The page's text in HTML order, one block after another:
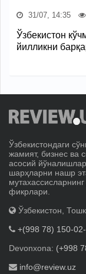
31/07, 14:35
Ўзбекистон
йилликни
Ўзбекистондаги
жамият, бизнес ва
асосий
шарҳларни нашр
фикрлари.
Ўзбекистон,
+(998 78) 150-
Devonxona: (+998
info@review.uz